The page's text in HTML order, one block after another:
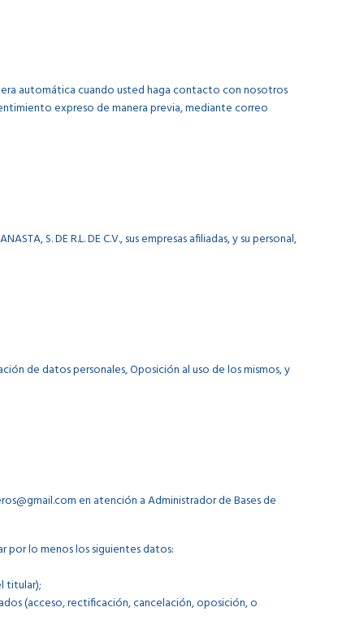
automática cuando usted haga contacto con nosotros
expreso de manera previa, mediante correo
S. DE R.L. DE C.V., sus empresas afiliadas, y su personal,
de datos personales, Oposición al uso de los mismos, y
en atención a Administrador de Bases de
por lo menos los siguientes datos:
titular);
(acceso, rectificación, cancelación, oposición, o